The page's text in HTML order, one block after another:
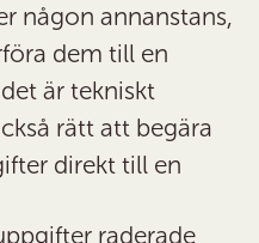
någon annanstans,
dem till en
är tekniskt
rätt att begära
direkt till en
raderade